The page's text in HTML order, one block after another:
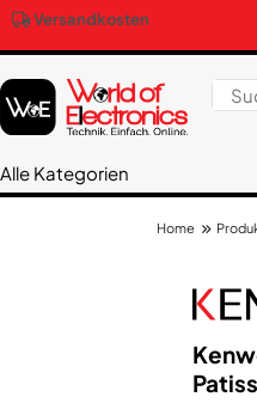
Versandkosten
Alle Kategorien
Home